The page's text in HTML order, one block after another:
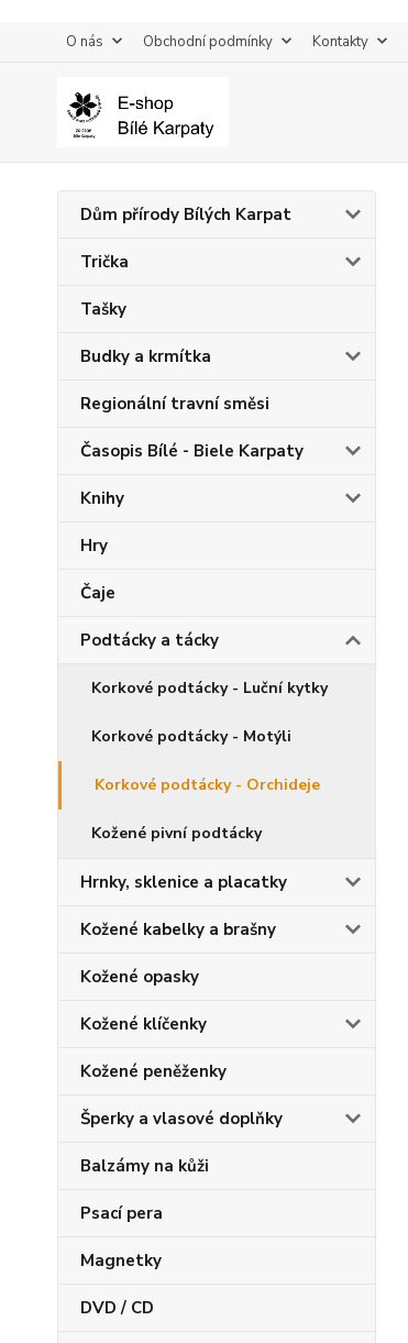
O nás Obchodní podmínky Kontakty
Dům přírody Bílých Karpat
Trička
Tašky
Budky a krmítka
Regionální travní směsi
Časopis Bílé - Biele Karpaty
Knihy
Hry
Čaje
Podtácky a tácky
Korkové podtácky - Luční kytky
Korkové podtácky - Motýli
Korkové podtácky - Orchideje
Kožené pivní podtácky
Hrnky, sklenice a placatky
Kožené kabelky a brašny
Kožené opasky
Kožené klíčenky
Kožené peněženky
Šperky a vlasové doplňky
Balzámy na kůži
Psací pera
Magnetky
DVD / CD